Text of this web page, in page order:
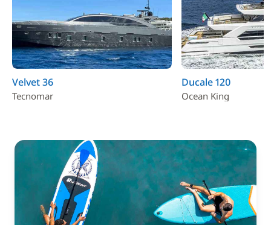
Velvet 36
Tecnomar
Ducale 120
Ocean King